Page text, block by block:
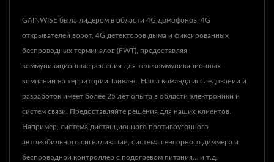
GAINWISE была лидером в области 4G домофонов, 4G
открывателей ворот, 4G детекторов дыма и фиксированных
беспроводных терминалов (FWT), предоставляя
коммуникационные решения для телекоммуникационных
компаний на территории Тайваня. Наша команда исследований и
разработок имеет более 25 лет опыта в области электроники и
систем связи. Предоставляйте решения для наших клиентов.
Например, система дистанционного противоугонного
автомобильного сигнализации, система сенсорного диммера и
беспроводной контроллер с подогревом питания... и т.д.